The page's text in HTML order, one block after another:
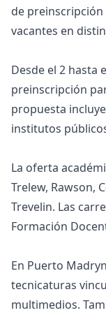
de
vacantes en
Desde el 2 hasta
preinscripción
propuesta
institutos
La oferta
Trelew, Rawson,
Trevelin. Las
Formación
En Puerto
tecnicaturas
multimedios.